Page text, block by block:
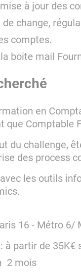
à jour des
change,
comptes.
boite mail
en
que Comptable
du challenge,
des process
les outils
16 - Métro 6/
à partir de 35K€
2 mois